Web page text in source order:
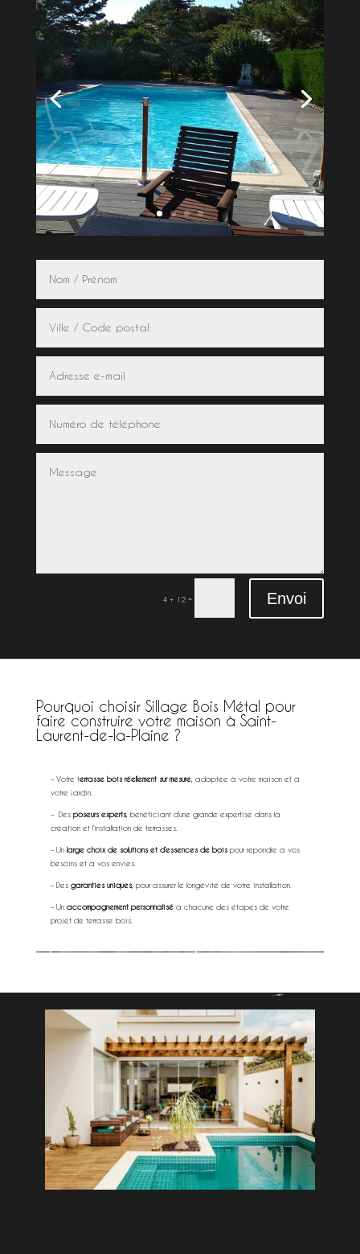
4 + 12 = Envoi
Pourquoi choisir Sillage Bois Métal pour
faire construire votre maison à Saint-
Laurent-de-la-Plaine ?
– Votre terrasse bois réellement sur mesure, adaptée à votre maison et à
votre jardin.
– Des poseurs experts, bénéficiant d’une grande expertise dans la
création et l’installation de terrasses.
– Un large choix de solutions et d’essences de boispour répondre à vos
besoins et à vos envies.
– Des garanties uniques, pour assurer le longévité de votre installation.
– Un accompagnement personnaliséà chacune des étapes de votre
projet de terrasse bois.